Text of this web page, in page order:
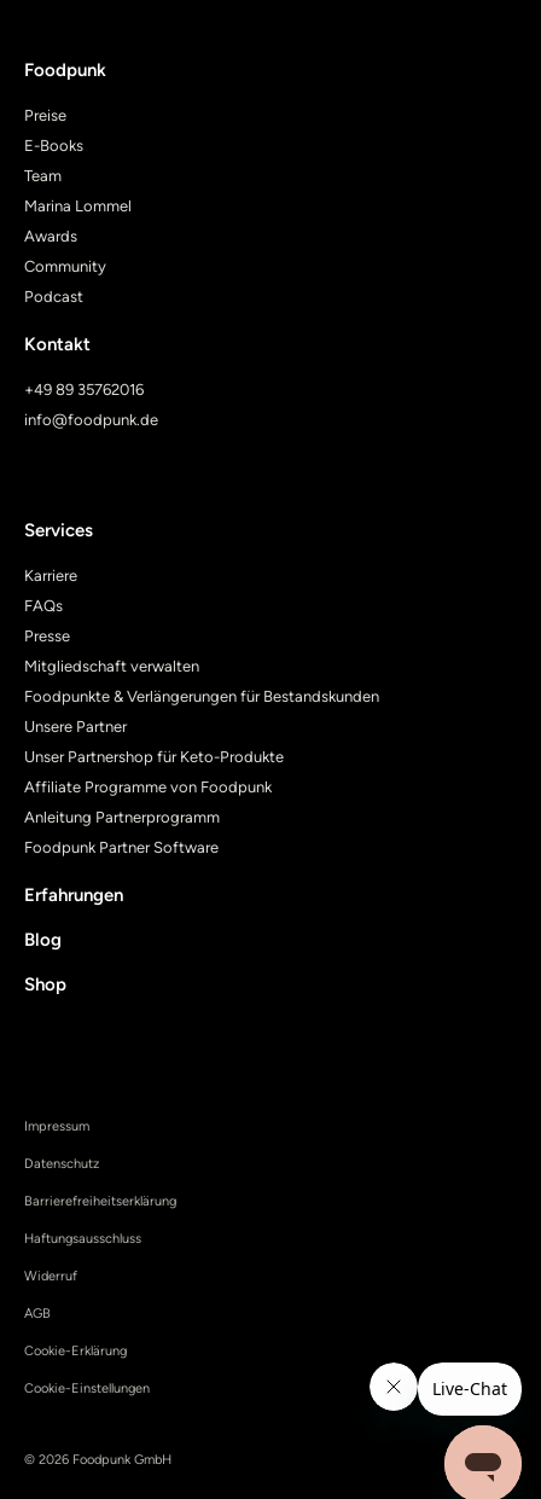
Foodpunk
Preise
E-Books
Team
Marina Lommel
Awards
Community
Podcast
Kontakt
+49 89 35762016
info@foodpunk.de
Services
Karriere
FAQs
Presse
Mitgliedschaft verwalten
Foodpunkte & Verlängerungen für Bestandskunden
Unsere Partner
Unser Partnershop für Keto-Produkte
Affiliate Programme von Foodpunk
Anleitung Partnerprogramm
Foodpunk Partner Software
Erfahrungen
Blog
Shop
Impressum
Datenschutz
Barrierefreiheitserklärung
Haftungsausschluss
Widerruf
AGB
Cookie-Erklärung
Cookie-Einstellungen
© 2026 Foodpunk GmbH